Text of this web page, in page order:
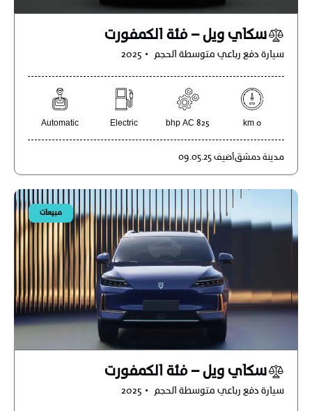
سكاي ويل – فئة الكمفورت
سيارة دفع رباعي متوسطة الحجم 2025
0 km
825 bhp AC
Electric
Automatic
مدينة دمشقأضيف 09.05.25
مبيعات
سكاي ويل – فئة الكمفورت
سيارة دفع رباعي متوسطة الحجم 2025